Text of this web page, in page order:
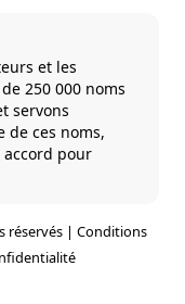
et les
250 000 noms
servons
ces noms,
pour
réservés | Conditions